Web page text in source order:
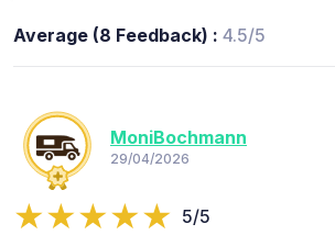
Average (8 Feedback) : 4.5/5
MoniBochmann
29/04/2026
5/5